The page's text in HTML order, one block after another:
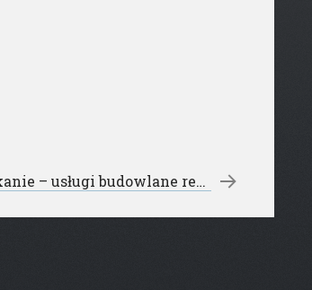
Komfortowe mieszkanie – usługi budowlane remonty